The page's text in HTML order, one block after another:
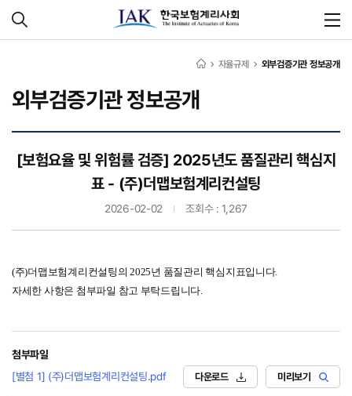
자율규제 외부검증기관 정보공개
외부검증기관 정보공개
[보험요율 및 위험률 검증] 2025년도 품질관리 핵심지
표 - (주)더맵보험계리컨설팅
2026-02-02 조회수 : 1,267
(주)더맵보험계리컨설팅의 2025년 품질관리 핵심지표입니다.
자세한 사항은 첨부파일 참고 부탁드립니다.
첨부파일
[별첨 1] (주)더맵보험계리컨설팅.pdf
다운로드 미리보기